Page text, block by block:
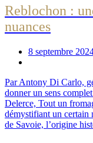
Reblochon :
nuances
8 septembre
Par Antony Di Carlo,
donner un sens
Delerce, Tout un
démystifiant un certain
de Savoie, l’origine